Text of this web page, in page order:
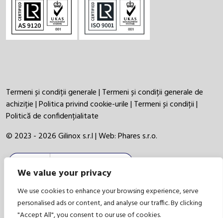
We value your privacy
We use cookies to enhance your browsing experience, serve
personalised ads or content, and analyse our traffic. By clicking
"Accept All", you consent to our use of cookies.
Termeni și condiții generale| Termeni și condiții generale de
achiziție|Politica privind cookie-urile| Termeni și condiții|
Politică de confidențialitate
© 2023 - 2026 Gilinox s.r.l | Web:Phares s.r.o.